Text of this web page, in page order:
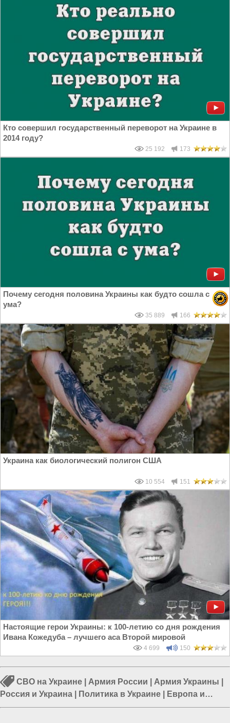
Кто совершил государственный переворот на Украине в
2014 году?
25 192 173
Почему сегодня половина Украины как будто сошла с
ума?
35 889 166
Украина как биологический полигон США
10 554 151
Настоящие герои Украины: к 100-летию со дня рождения
Ивана Кожедуба – лучшего аса Второй мировой
4 699 150
СВО на Украине Армия России Армия Украины
Россия и Украина
Политика в Украине
Европа и
Украина|Война в Новороссии